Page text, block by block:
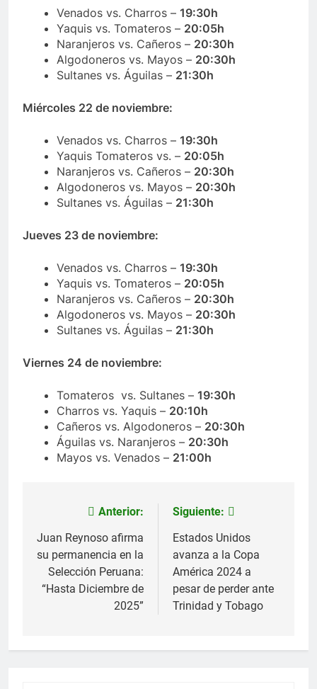
Venados vs. Charros – 19:30h
Yaquis vs. Tomateros – 20:05h
Naranjeros vs. Cañeros – 20:30h
Algodoneros vs. Mayos – 20:30h
Sultanes vs. Águilas – 21:30h
Miércoles 22 de noviembre:
Venados vs. Charros – 19:30h
Yaquis Tomateros vs. – 20:05h
Naranjeros vs. Cañeros – 20:30h
Algodoneros vs. Mayos – 20:30h
Sultanes vs. Águilas – 21:30h
Jueves 23 de noviembre:
Venados vs. Charros – 19:30h
Yaquis vs. Tomateros – 20:05h
Naranjeros vs. Cañeros – 20:30h
Algodoneros vs. Mayos – 20:30h
Sultanes vs. Águilas – 21:30h
Viernes 24 de noviembre:
Tomateros vs. Sultanes – 19:30h
Charros vs. Yaquis – 20:10h
Cañeros vs. Algodoneros – 20:30h
Águilas vs. Naranjeros – 20:30h
Mayos vs. Venados – 21:00h
Navegación
de
entradas
Anterior:
Juan Reynoso afirma
su permanencia en la
Selección Peruana:
“Hasta Diciembre de
2025”
Siguiente:
Estados Unidos
avanza a la Copa
América 2024 a
pesar de perder ante
Trinidad y Tobago